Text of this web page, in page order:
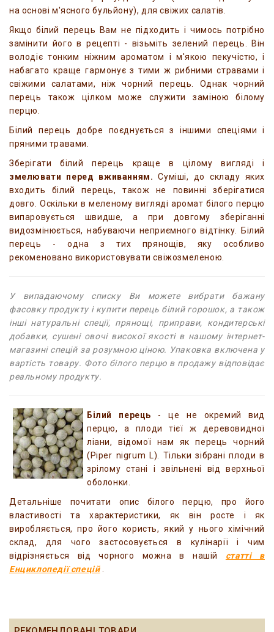
на основі м'ясного бульйону), для свіжих салатів.
Якщо білий перець Вам не підходить і чимось потрібно
замінити його в рецепті - візьміть зелений перець. Він
володіє тонким ніжним ароматом і м'якою пекучістю, і
набагато краще гармонує з тими ж рибними стравами і
свіжими салатами, ніж чорний перець. Однак чорний
перець також цілком може служити заміною білому
перцю.
Білий перець добре поєднується з іншими спеціями і
пряними травами.
Зберігати білий перець краще в цілому вигляді і
змелювати перед вживанням. Суміші, до складу яких
входить білий перець, також не повинні зберігатися
довго. Оскільки в меленому вигляді аромат білого перцю
випаровується швидше, а при довгому зберіганні
видозмінюється, набуваючи неприємного відтінку. Білий
перець - одна з тих прянощів, яку особливо
рекоменовано використовувати свіжозмеленою.
У випадаючому списку Ви можете вибрати бажану
фасовку продукту і купити перець білий горошок, а також
інші натуральні спеції, прянощі, приправи, кондитерські
добавки, сушені овочі високої якості в нашому інтернет-
магазині спецій за розумною ціною. Упаковка включена у
вартість товару. Фото білого перцю в продажу відповідає
реальному продукту.
Білий перець - це не окремий вид
перцю, а плоди тієї ж деревовидної
ліани, відомої нам як перець чорний
(Piper nigrum L). Тільки зібрані плоди в
зрілому стані і звільнені від верхньої
оболонки.
Детальніше почитати опис білого перцю, про його
властивості та характеристики, як він росте і як
виробляється, про його користь, який у нього хімічний
склад, для чого застосовується в кулінарії і чим
відрізняється від чорного можна в нашій статті в
Енциклопедії спецій.